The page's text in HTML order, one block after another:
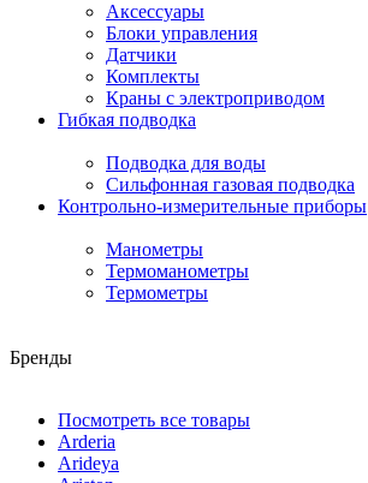
Аксессуары
Блоки управления
Датчики
Комплекты
Краны с электроприводом
Гибкая подводка
Подводка для воды
Сильфонная газовая подводка
Контрольно-измерительные приборы
Манометры
Термоманометры
Термометры
Бренды
Посмотреть все товары
Arderia
Arideya